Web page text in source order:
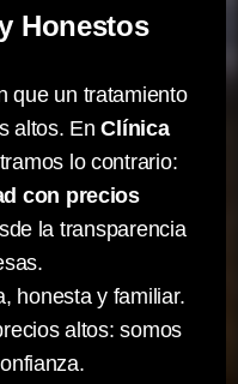
Honestos
que un tratamiento
altos. EnClínica
lo contrario:
con precios
la transparencia
honesta y familiar.
altos: somos